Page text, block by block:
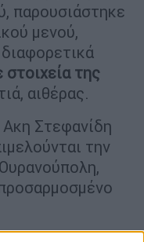
παρουσιάστηκε
μενού,
στοιχεία της
αιθέρας.
Στεφανίδη
την